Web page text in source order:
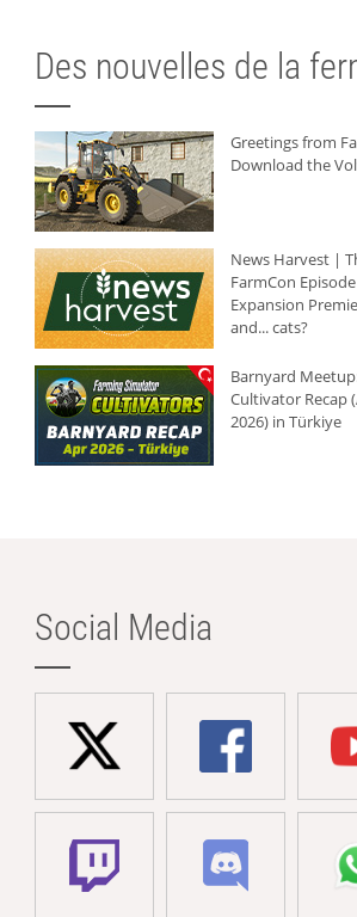
Des nouvelles de la
Greetings from
Download the
News Harvest |
FarmCon
Expansion
and... cats?
Barnyard
Cultivator Recap
2026) in Türkiye
Social Media